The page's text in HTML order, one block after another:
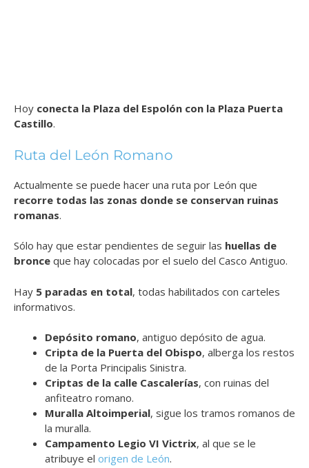
Hoy conecta la Plaza del Espolón con la Plaza Puerta
Castillo.
Ruta del León Romano
Actualmente se puede hacer una ruta por León que
recorre todas las zonas donde se conservan ruinas
romanas.
Sólo hay que estar pendientes de seguir las huellas de
bronce que hay colocadas por el suelo del Casco Antiguo.
Hay 5 paradas en total, todas habilitados con carteles
informativos.
Depósito romano, antiguo depósito de agua.
Cripta de la Puerta del Obispo, alberga los restos
de la Porta Principalis Sinistra.
Criptas de la calle Cascalerías, con ruinas del
anfiteatro romano.
Muralla Altoimperial, sigue los tramos romanos de
la muralla.
Campamento Legio VI Victrix, al que se le
atribuye el origen de León.